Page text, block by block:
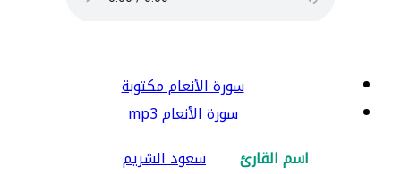
سورة الأنعام مكتوبة
سورة الأنعام mp3
اسم القارئ
سعود الشريم